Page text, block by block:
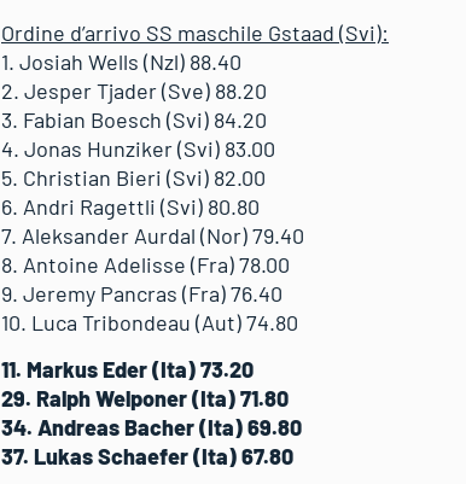
Ordine d’arrivo SS maschile Gstaad (Svi):
1. Josiah Wells (Nzl) 88.40
2. Jesper Tjader (Sve) 88.20
3. Fabian Boesch (Svi) 84.20
4. Jonas Hunziker (Svi) 83.00
5. Christian Bieri (Svi) 82.00
6. Andri Ragettli (Svi) 80.80
7. Aleksander Aurdal (Nor) 79.40
8. Antoine Adelisse (Fra) 78.00
9. Jeremy Pancras (Fra) 76.40
10. Luca Tribondeau (Aut) 74.80
11. Markus Eder (Ita) 73.20
29. Ralph Welponer (Ita) 71.80
34. Andreas Bacher (Ita) 69.80
37. Lukas Schaefer (Ita) 67.80